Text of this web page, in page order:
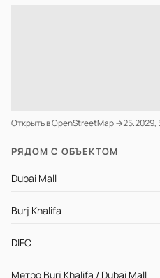
Открыть в OpenStreetMap →25.2029,
РЯДОМ С ОБЪЕКТОМ
Dubai Mall
Burj Khalifa
DIFC
Метро Burj Khalifa / Dubai Mall